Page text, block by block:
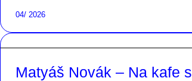
04/ 2026
Matyáš Novák – Na kafe s